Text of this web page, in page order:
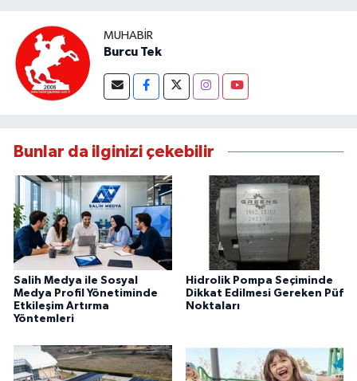
MUHABIR
Burcu Tek
Bunlar da ilginizi çekebilir
Salih Medya ile Sosyal
Medya Profil Yönetiminde
Etkileşim Artırma
Yöntemleri
Hidrolik Pompa Seçiminde
Dikkat Edilmesi Gereken Püf
Noktaları